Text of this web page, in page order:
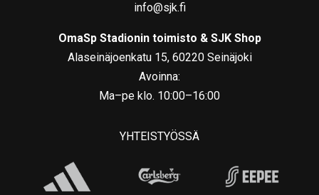
info@sjk.fi
OmaSp Stadionin toimisto & SJK Shop
Alaseinäjoenkatu 15, 60220 Seinäjoki
Avoinna:
Ma–pe klo. 10:00–16:00
YHTEISTYÖSSÄ